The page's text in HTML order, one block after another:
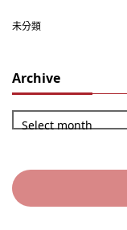
未分類
Archive
Select month